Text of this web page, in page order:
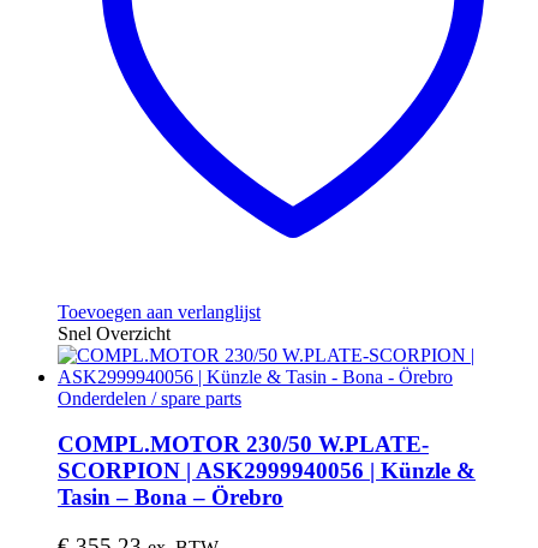
Toevoegen aan verlanglijst
Snel Overzicht
Onderdelen / spare parts
COMPL.MOTOR 230/50 W.PLATE-
SCORPION | ASK2999940056 | Künzle &
Tasin – Bona – Örebro